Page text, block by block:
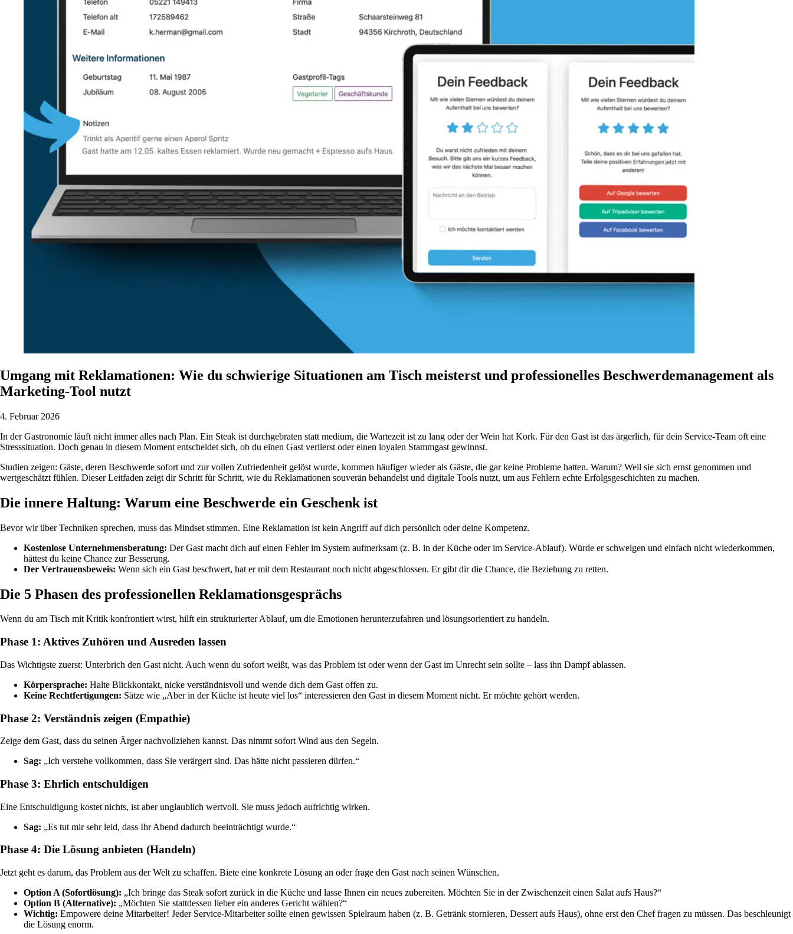
Umgang mit Reklamationen: Wie du schwierige Situationen am Tisch meisterst und professionelles Beschwerdemanagement als
Marketing-Tool nutzt
4. Februar 2026
In der Gastronomie läuft nicht immer alles nach Plan. Ein Steak ist durchgebraten statt medium, die Wartezeit ist zu lang oder der Wein hat Kork. Für den Gast ist das ärgerlich, für dein Service-Team oft eine
Stresssituation. Doch genau in diesem Moment entscheidet sich, ob du einen Gast verlierst oder einen loyalen Stammgast gewinnst.
Studien zeigen: Gäste, deren Beschwerde sofort und zur vollen Zufriedenheit gelöst wurde, kommen häufiger wieder als Gäste, die gar keine Probleme hatten. Warum? Weil sie sich ernst genommen und
wertgeschätzt fühlen. Dieser Leitfaden zeigt dir Schritt für Schritt, wie du Reklamationen souverän behandelst und digitale Tools nutzt, um aus Fehlern echte Erfolgsgeschichten zu machen.
Die innere Haltung: Warum eine Beschwerde ein Geschenk ist
Bevor wir über Techniken sprechen, muss das Mindset stimmen. Eine Reklamation ist kein Angriff auf dich persönlich oder deine Kompetenz.
Kostenlose Unternehmensberatung: Der Gast macht dich auf einen Fehler im System aufmerksam (z. B. in der Küche oder im Service-Ablauf). Würde er schweigen und einfach nicht wiederkommen,
hättest du keine Chance zur Besserung.
Der Vertrauensbeweis: Wenn sich ein Gast beschwert, hat er mit dem Restaurant noch nicht abgeschlossen. Er gibt dir die Chance, die Beziehung zu retten.
Die 5 Phasen des professionellen Reklamationsgesprächs
Wenn du am Tisch mit Kritik konfrontiert wirst, hilft ein strukturierter Ablauf, um die Emotionen herunterzufahren und lösungsorientiert zu handeln.
Phase 1: Aktives Zuhören und Ausreden lassen
Das Wichtigste zuerst: Unterbrich den Gast nicht. Auch wenn du sofort weißt, was das Problem ist oder wenn der Gast im Unrecht sein sollte – lass ihn Dampf ablassen.
Körpersprache: Halte Blickkontakt, nicke verständnisvoll und wende dich dem Gast offen zu.
Keine Rechtfertigungen: Sätze wie „Aber in der Küche ist heute viel los“ interessieren den Gast in diesem Moment nicht. Er möchte gehört werden.
Phase 2: Verständnis zeigen (Empathie)
Zeige dem Gast, dass du seinen Ärger nachvollziehen kannst. Das nimmt sofort Wind aus den Segeln.
Sag: „Ich verstehe vollkommen, dass Sie verärgert sind. Das hätte nicht passieren dürfen.“
Phase 3: Ehrlich entschuldigen
Eine Entschuldigung kostet nichts, ist aber unglaublich wertvoll. Sie muss jedoch aufrichtig wirken.
Sag: „Es tut mir sehr leid, dass Ihr Abend dadurch beeinträchtigt wurde.“
Phase 4: Die Lösung anbieten (Handeln)
Jetzt geht es darum, das Problem aus der Welt zu schaffen. Biete eine konkrete Lösung an oder frage den Gast nach seinen Wünschen.
Option A (Sofortlösung): „Ich bringe das Steak sofort zurück in die Küche und lasse Ihnen ein neues zubereiten. Möchten Sie in der Zwischenzeit einen Salat aufs Haus?“
Option B (Alternative): „Möchten Sie stattdessen lieber ein anderes Gericht wählen?“
Wichtig: Empowere deine Mitarbeiter! Jeder Service-Mitarbeiter sollte einen gewissen Spielraum haben (z. B. Getränk stornieren, Dessert aufs Haus), ohne erst den Chef fragen zu müssen. Das beschleunigt
die Lösung enorm.